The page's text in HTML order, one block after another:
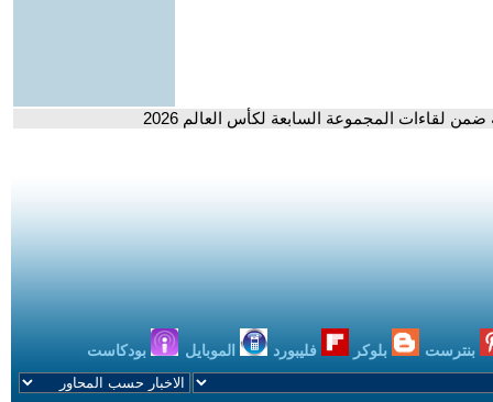
لقاءات المجموعة السابعة لكأس العالم 2026
بنترست بلوكر فليبورد الموبايل بودكاست